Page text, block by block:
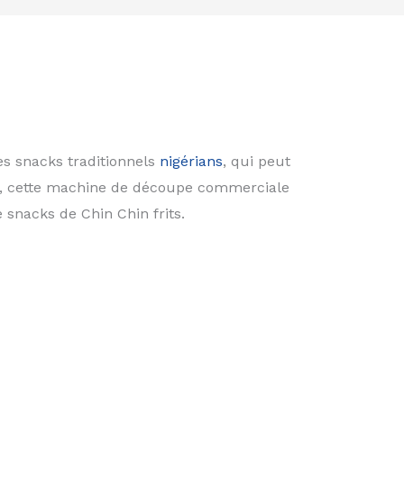
snacks traditionnels nigérians, qui peut
machine de découpe commerciale
de Chin Chin frits.